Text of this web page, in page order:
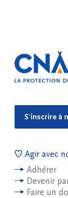
S'inscrire à
Agir avec
Adhérer
Devenir
Faire un